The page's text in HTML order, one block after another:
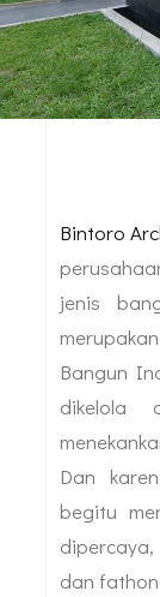
Bintoro
jenis
Bangun
dikelola
Dan
begitu
dan